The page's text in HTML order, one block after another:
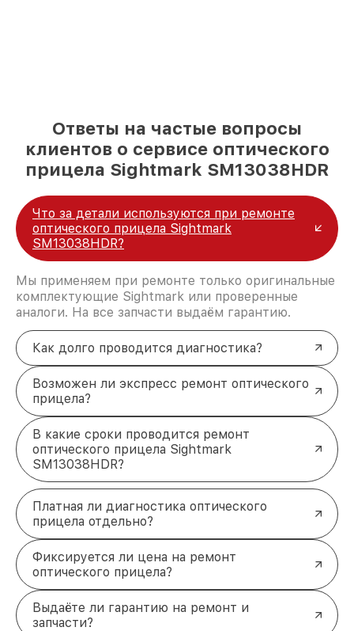
Ответы на частые вопросы
клиентов о сервисе оптического
прицела Sightmark SM13038HDR
Что за детали используются при ремонте
оптического прицела Sightmark
SM13038HDR?
Мы применяем при ремонте только оригинальные
комплектующие Sightmark или проверенные
аналоги. На все запчасти выдаём гарантию.
Как долго проводится диагностика?
Возможен ли экспресс ремонт оптического
прицела?
В какие сроки проводится ремонт
оптического прицела Sightmark
SM13038HDR?
Платная ли диагностика оптического
прицела отдельно?
Фиксируется ли цена на ремонт
оптического прицела?
Выдаёте ли гарантию на ремонт и
запчасти?